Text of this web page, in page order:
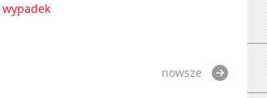
wypadek
nowsze